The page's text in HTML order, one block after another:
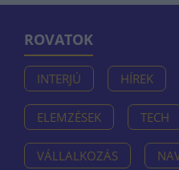
ROVATOK
INTERJÚ HÍREK
ELEMZÉSEK TECH
VÁLLALKOZÁS